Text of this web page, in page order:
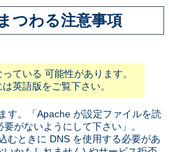
つわる注意事項
ている 可能性があります。
英語版をご覧下さい。
す。「Apache が設定ファイルを読
がないようにして下さい」。
むときに DNS を使用する必要があ